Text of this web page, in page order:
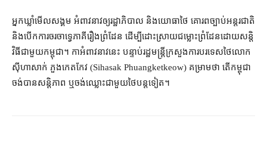
អ្នកឃ្លាំមើលសង្គម អំពាវនាវឲ្យរដ្ឋាភិបាល និងយោធាថៃ គោរពច្បាប់អន្តរជាតិ
និងបើកការចរចាទ្វេភាគីរឿងព្រំដែន ដើម្បីដោះស្រាយជម្លោះព្រំដែនដោយសន្តិ
វិធីជាមួយកម្ពុជា។ កាអំពាវនាវនេះ បន្ទាប់រដ្ឋមន្ត្រីក្រសួងការបរទេសថៃលោក
ស៊ីហាសាក់ ភួងកេតកែវ (Sihasak Phuangketkeow) គម្រាមថា តើកម្ពុជា
ចង់បានសន្តិភាព ឬចង់ឈ្លោះជាមួយថៃបន្តទៀត។